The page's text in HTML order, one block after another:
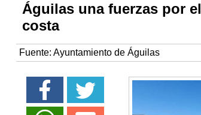
Águilas una fuerzas por
costa
Fuente: Ayuntamiento de Águilas